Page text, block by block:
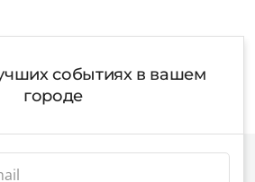
событиях в вашем
городе